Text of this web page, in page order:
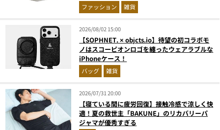
ファッション 雑貨
2026/08/02 15:00
【SOPHNET. × objcts.io】待望の初コラボモ
ノはスコーピオンロゴを纏ったウェアラブルな
iPhoneケース！
バッグ 雑貨
2026/07/31 20:00
【寝ている間に疲労回復】接触冷感で涼しく快
適！夏の救世主「BAKUNE」のリカバリーパ
ジャマが優秀すぎる